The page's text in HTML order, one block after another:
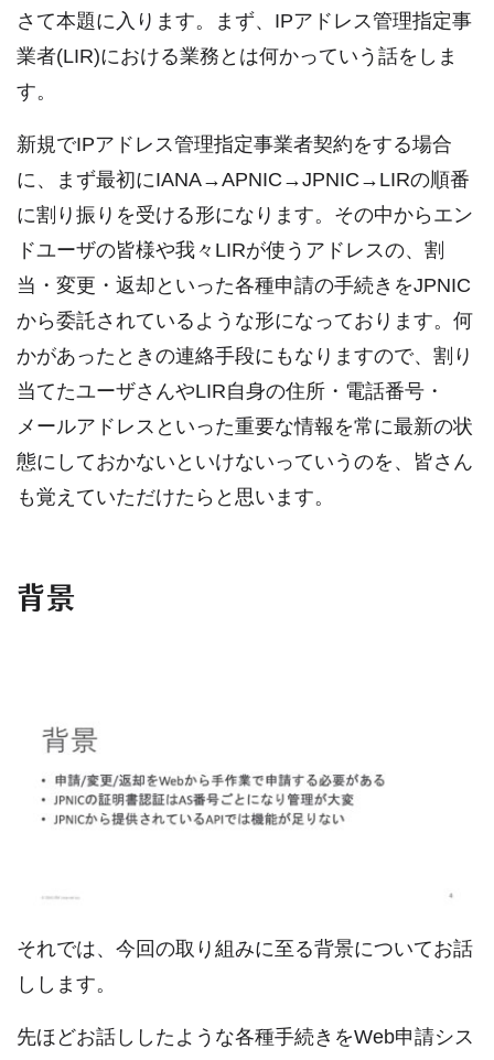
さて本題に入ります。まず、IPアドレス管理指定事
業者(LIR)における業務とは何かっていう話をしま
す。
新規でIPアドレス管理指定事業者契約をする場合
に、まず最初にIANA→APNIC→JPNIC→LIRの順番
に割り振りを受ける形になります。その中からエン
ドユーザの皆様や我々LIRが使うアドレスの、割
当・変更・返却といった各種申請の手続きをJPNIC
から委託されているような形になっております。何
かがあったときの連絡手段にもなりますので、割り
当てたユーザさんやLIR自身の住所・電話番号・
メールアドレスといった重要な情報を常に最新の状
態にしておかないといけないっていうのを、皆さん
も覚えていただけたらと思います。
背景
それでは、今回の取り組みに至る背景についてお話
しします。
先ほどお話ししたような各種手続きをWeb申請シス